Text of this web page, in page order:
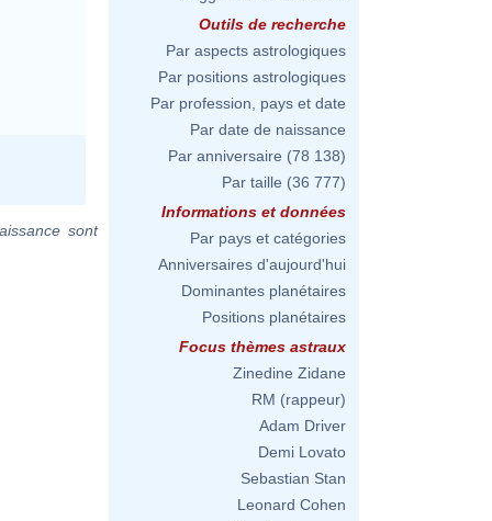
sont
Outils de recherche
Par aspects astrologiques
Par positions astrologiques
Par profession, pays et date
Par date de naissance
Par anniversaire (78 138)
Par taille (36 777)
Informations et données
Par pays et catégories
Anniversaires d'aujourd'hui
Dominantes planétaires
Positions planétaires
Focus thèmes astraux
Zinedine Zidane
RM (rappeur)
Adam Driver
Demi Lovato
Sebastian Stan
Leonard Cohen